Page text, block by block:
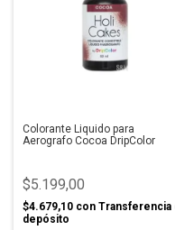
Colorante Liquido para
Aerografo Cocoa DripColor
$5.199,00
$4.679,10 con Transferencia
depósito